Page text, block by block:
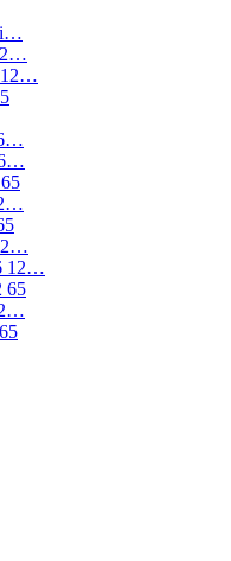
12…
12…
65